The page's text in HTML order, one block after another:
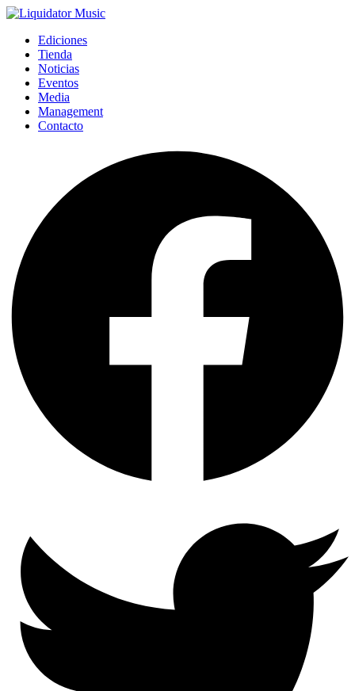
Ediciones
Tienda
Noticias
Eventos
Media
Management
Contacto